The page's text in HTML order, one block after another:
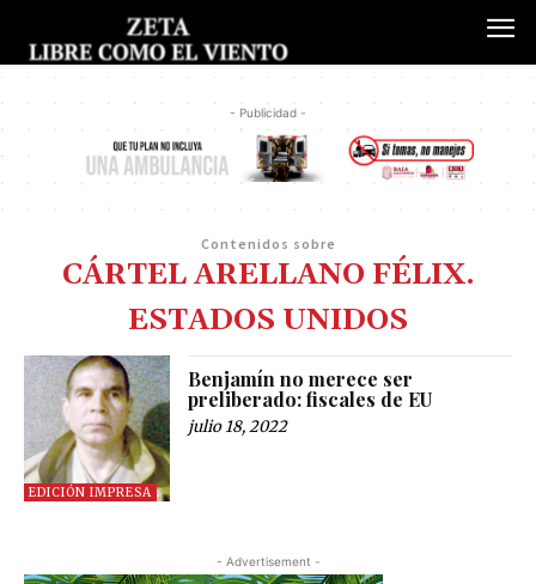
- Publicidad -
Contenidos sobre
CÁRTEL ARELLANO FÉLIX.
ESTADOS UNIDOS
EDICIÓN IMPRESA
Benjamín no merece ser
preliberado: fiscales de EU
julio 18, 2022
- Advertisement -